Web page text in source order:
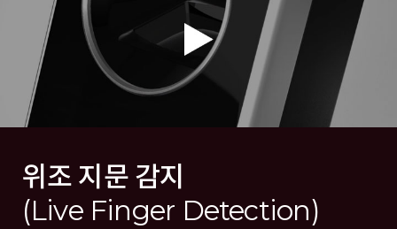
위조 지문 감지
(Live Finger Detection)